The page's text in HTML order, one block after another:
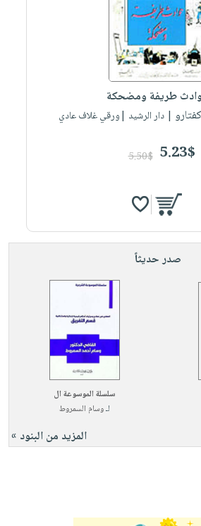
طريفة ومضحكة
| دار الرشيد |ورقي غلاف عادي
5.23$
5.50$
صدر حديثاً
سلسلة الموسوعة ال
لـوسام السمروط
المزيد من البنود »